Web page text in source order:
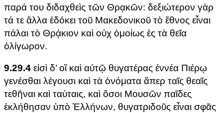
παρά του διδαχθεὶς τῶν Θρᾳκῶν: δεξιώτερον γὰρ
τά τε ἄλλα ἐδόκει τοῦ Μακεδονικοῦ τὸ ἔθνος εἶναι
πάλαι τὸ Θρᾴκιον καὶ οὐχ ὁμοίως ἐς τὰ θεῖα
ὀλίγωρον.
9.29.4 εἰσὶ δ’ οἳ καὶ αὐτῷ θυγατέρας ἐννέα Πιέρῳ
γενέσθαι λέγουσι καὶ τὰ ὀνόματα ἅπερ ταῖς θεαῖς
τεθῆναι καὶ ταύταις, καὶ ὅσοι Μουσῶν παῖδες
ἐκλήθησαν ὑπὸ Ἑλλήνων, θυγατριδοῦς εἶναι σφᾶς